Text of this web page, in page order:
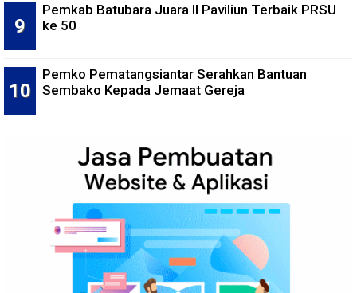
Pemkab Batubara Juara II Paviliun Terbaik PRSU
ke 50
Pemko Pematangsiantar Serahkan Bantuan
Sembako Kepada Jemaat Gereja